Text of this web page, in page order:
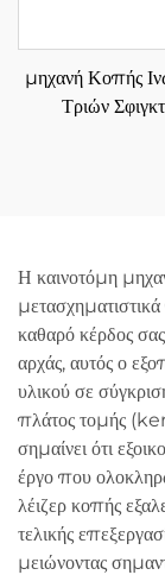
μηχανή Κοπής
Τριών
Η καινοτόμη
καθαρό κέρδος σας
αρχάς, αυτός ο
υλικού σε
πλάτος τομής
σημαίνει ότι
έργο που
λέιζερ κοπής
τελικής
μειώνοντας